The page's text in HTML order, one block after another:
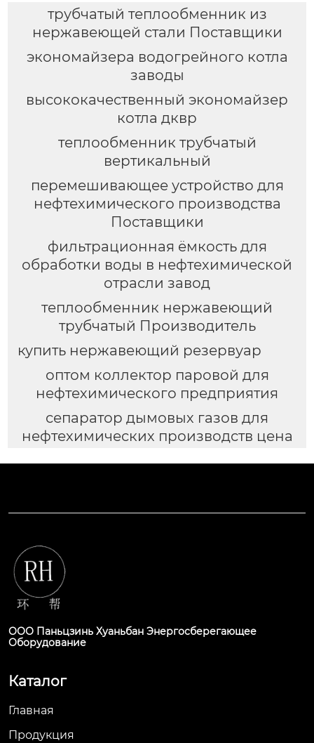
трубчатый теплообменник из
нержавеющей стали Поставщики
экономайзера водогрейного котла
заводы
высококачественный экономайзер
котла дквр
теплообменник трубчатый
вертикальный
перемешивающее устройство для
нефтехимического производства
Поставщики
фильтрационная ёмкость для
обработки воды в нефтехимической
отрасли завод
теплообменник нержавеющий
трубчатый Производитель
купить нержавеющий резервуар
оптом коллектор паровой для
нефтехимического предприятия
сепаратор дымовых газов для
нефтехимических производств цена
ООО Паньцзинь Хуаньбан Энергосберегающее
Оборудование
Каталог
Главная
Продукция